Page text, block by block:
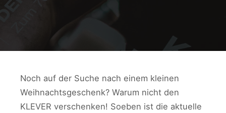
Noch auf der Suche nach einem kleinen
Weihnachtsgeschenk? Warum nicht den
KLEVER verschenken! Soeben ist die aktuelle